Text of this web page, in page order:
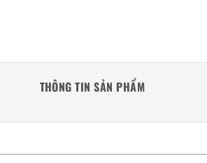
THÔNG TIN SẢN PHẨM